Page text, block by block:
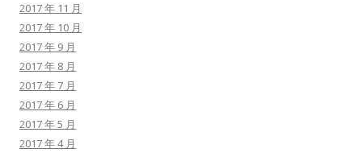
2017 年 11 月
2017 年 10 月
2017 年 9 月
2017 年 8 月
2017 年 7 月
2017 年 6 月
2017 年 5 月
2017 年 4 月